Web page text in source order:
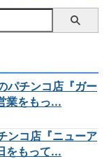
パチンコ店『ガー
業をもっ...
ンコ店『ニューア
をもって...